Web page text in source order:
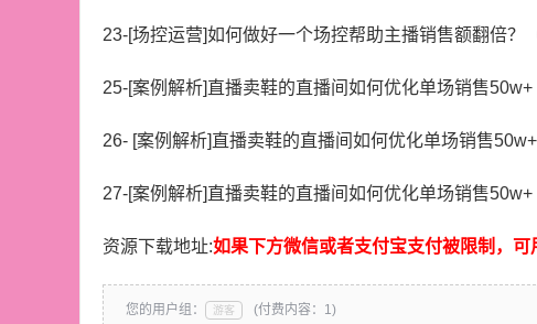
23-[场控运营]如何做好一个场控帮助主播销售额翻倍？
25-[案例解析]直播卖鞋的直播间如何优化单场销售
26- [案例解析]直播卖鞋的直播间如何优化单场销售
27-[案例解析]直播卖鞋的直播间如何优化单场销售
资源下载地址:如果下方微信或者支付宝支付被限制，可
您的用户组： 游客 (付费内容：1)